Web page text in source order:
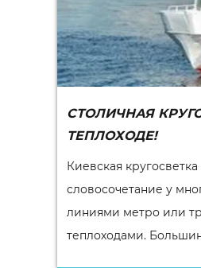
СТОЛИЧНАЯ
ТЕПЛОХОДЕ!
Киевская
словосочетание у
линиями метро или
теплоходами.